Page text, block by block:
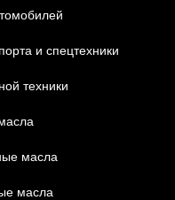
и спецтехники
техники
масла
масла